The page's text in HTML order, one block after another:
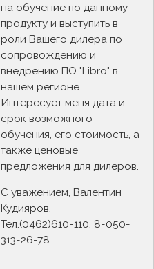
на обучение по данному
продукту и выступить в
роли Вашего дилера по
сопровождению и
внедрению ПО "Libro" в
нашем регионе.
Интересует меня дата и
срок возможного
обучения, его стоимость, а
также ценовые
предложения для дилеров.
С уважением, Валентин
Кудияров.
Тел.(0462)610-110, 8-050-
313-26-78